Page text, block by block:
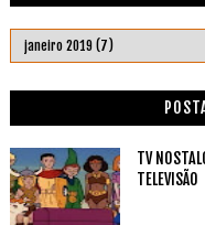
TV
TELEVISÃO